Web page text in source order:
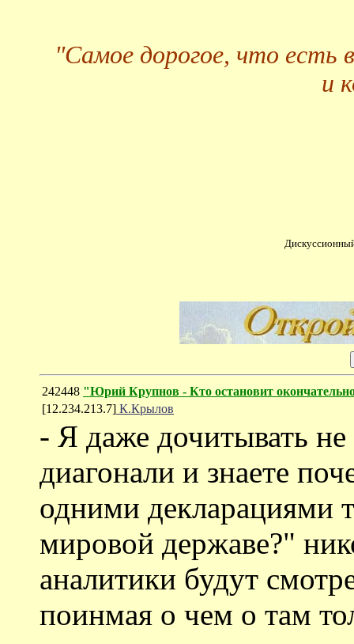
"Самое дорогое, что есть
и
242448 "Юрий Крупнов - Кто остановит
[12.234.213.7] К.Крылов
- Я даже дочитывать
диагонали и знаете
одними декларациями
мировой державе?"
аналитики будут
поинмая о чем о там